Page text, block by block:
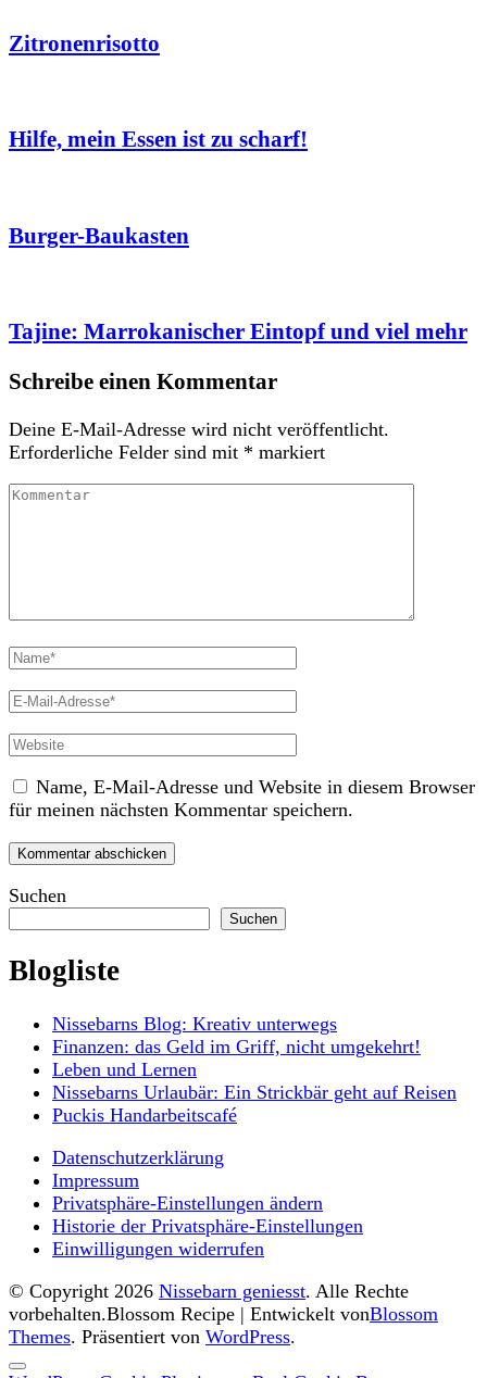
Zitronenrisotto
Hilfe, mein Essen ist zu scharf!
Burger-Baukasten
Tajine: Marrokanischer Eintopf und viel mehr
Schreibe einen Kommentar
Deine E-Mail-Adresse wird nicht veröffentlicht.
Erforderliche Felder sind mit * markiert
Kommentar
Vollständiger
E-
Website
Name, E-Mail-Adresse und Website in diesem Browser
für meinen nächsten Kommentar speichern.
Suchen
Suchen
Blogliste
Nissebarns Blog: Kreativ unterwegs
Finanzen: das Geld im Griff, nicht umgekehrt!
Leben und Lernen
Nissebarns Urlaubär: Ein Strickbär geht auf Reisen
Puckis Handarbeitscafé
Datenschutzerklärung
Impressum
Privatsphäre-Einstellungen ändern
Historie der Privatsphäre-Einstellungen
Einwilligungen widerrufen
© Copyright 2026 Nissebarn geniesst. Alle Rechte
vorbehalten.Blossom Recipe | Entwickelt vonBlossom
Themes. Präsentiert von WordPress.